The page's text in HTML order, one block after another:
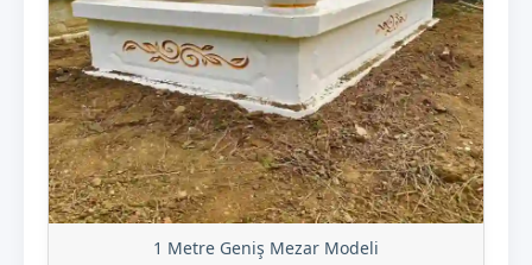
1 Metre Geniş Mezar Modeli